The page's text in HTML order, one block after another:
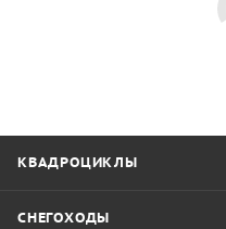
КВАДРОЦИКЛЫ
СНЕГОХОДЫ